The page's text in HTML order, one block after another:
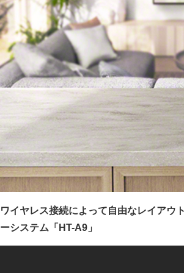
ワイヤレス接続によって自由なレイアウ
ーシステム「HT-A9」